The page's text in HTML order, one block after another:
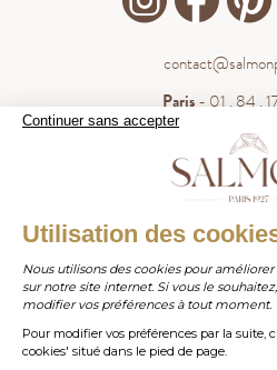
Continuer sans accepter
Utilisation des
Nous utilisons des cookies pour
sur notre site internet. Si vous le
modifier vos préférences à tout moment.
Pour modifier vos préférences par la suite,
cookies' situé dans le pied de page.
WHATSAPP
E-MAIL
TÉL PARIS
Paris- 01 . 84 .
- 05 . 35
WhatsApp- 07 . 81 .